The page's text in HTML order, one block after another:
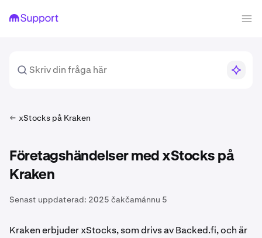
xStocks på Kraken
Företagshändelser med xStocks på
Kraken
Senast uppdaterad: 2025 čakčamánnu 5
Kraken erbjuder xStocks, som drivs av Backed.fi, och är